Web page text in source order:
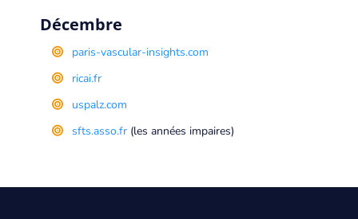
Décembre
paris-vascular-insights.com
ricai.fr
uspalz.com
sfts.asso.fr (les années impaires)